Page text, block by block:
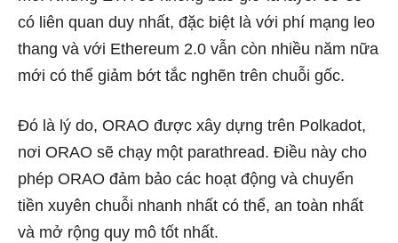
có liên quan duy nhất, đặc biệt là với phí mạng leo
thang và với Ethereum 2.0 vẫn còn nhiều năm nữa
mới có thể giảm bớt tắc nghẽn trên chuỗi gốc.
Đó là lý do, ORAO được xây dựng trên Polkadot,
nơi ORAO sẽ chạy một parathread. Điều này cho
phép ORAO đảm bảo các hoạt động và chuyển
tiền xuyên chuỗi nhanh nhất có thể, an toàn nhất
và mở rộng quy mô tốt nhất.